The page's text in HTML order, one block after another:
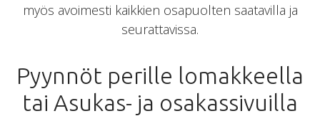
myös avoimesti kaikkien osapuolten saatavilla ja
seurattavissa.
Pyynnöt perille lomakkeella
tai Asukas- ja osakassivuilla